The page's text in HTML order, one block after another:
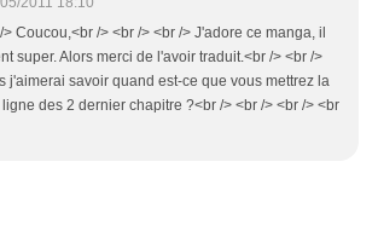
> Coucou,<br /> <br /> <br /> J'adore ce manga, il
super. Alors merci de l'avoir traduit.<br /> <br />
j'aimerai savoir quand est-ce que vous mettrez la
ligne des 2 dernier chapitre ?<br /> <br /> <br /> <br